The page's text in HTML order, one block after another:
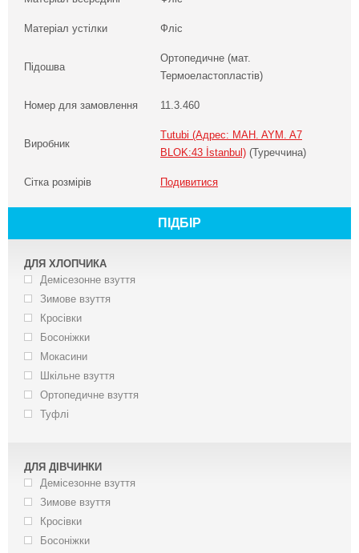
Матеріал устілки Фліс
Підошва
Ортопедичне (мат.
Термоеластопластів)
Номер для замовлення 11.3.460
Виробник
Tutubi (Адрес: MAH. AYM. A7
BLOK:43 İstanbul) (Туреччина)
Сітка розмірів Подивитися
ПІДБІР
ДЛЯ ХЛОПЧИКА
Демісезонне взуття
Зимове взуття
Кросівки
Босоніжки
Мокасини
Шкільне взуття
Ортопедичне взуття
Туфлі
ДЛЯ ДІВЧИНКИ
Демісезонне взуття
Зимове взуття
Кросівки
Босоніжки